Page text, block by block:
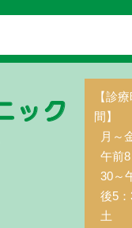
【診
間】
月～
午前
30～
後5
土